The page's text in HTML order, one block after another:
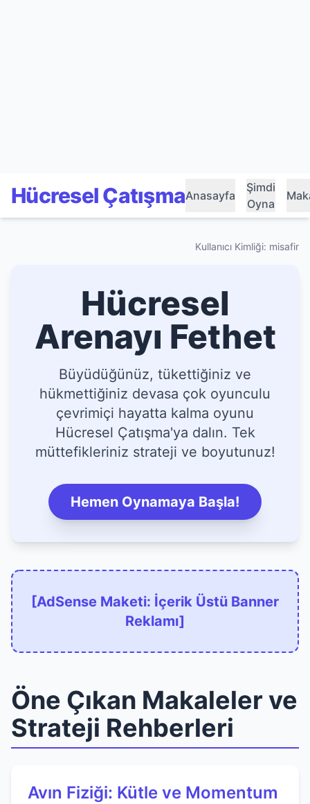
Hücresel ÇatışmaAnasayfa
Şimdi
Oyna
Kullanıcı Kimliği: misafir
Hücresel
Arenayı Fethet
Büyüdüğünüz, tükettiğiniz ve
hükmettiğiniz devasa çok oyunculu
çevrimiçi hayatta kalma oyunu
Hücresel Çatışma'ya dalın. Tek
müttefikleriniz strateji ve boyutunuz!
Hemen Oynamaya Başla!
[AdSense Maketi: İçerik Üstü Banner
Reklamı]
Öne Çıkan Makaleler ve
Strateji Rehberleri
Avın Fiziği: Kütle ve Momentum